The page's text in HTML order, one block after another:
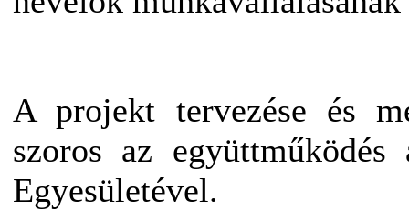
A projekt tervezése és
szoros az
Egyesületével.